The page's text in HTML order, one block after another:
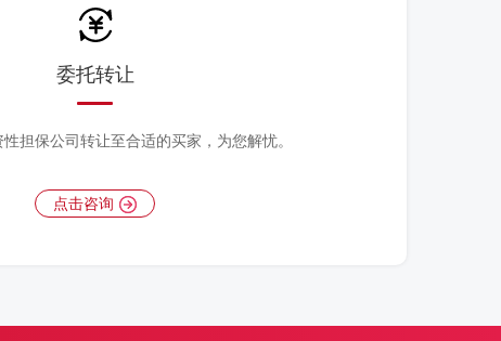
委托转让
担保公司转让至合适的买家，为您解忧。
点击咨询